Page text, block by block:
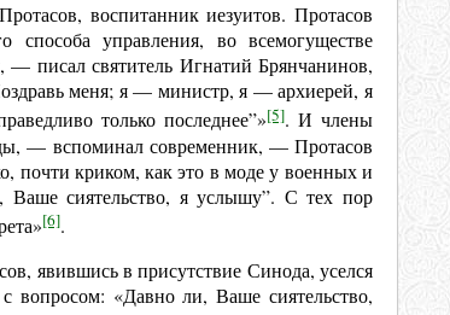
воспитанник иезуитов. Протасов
способа управления, во всемогуществе
— писал святитель Игнатий Брянчанинов,
меня; я — министр, я — архиерей, я
только последнее”»[5]. И члены
— вспоминал современник, — Протасов
почти криком, как это в моде у военных и
Ваше сиятельство, я услышу”. С тех пор
[6].
явившись в присутствие Синода, уселся
вопросом: «Давно ли, Ваше сиятельство,